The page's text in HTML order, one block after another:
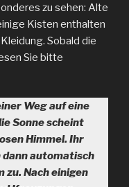
zu sehen: Alte
Kisten enthalten
Sobald die
Sie bitte
Weg auf eine
Sonne scheint
Himmel. Ihr
dann automatisch
zu. Nach einigen